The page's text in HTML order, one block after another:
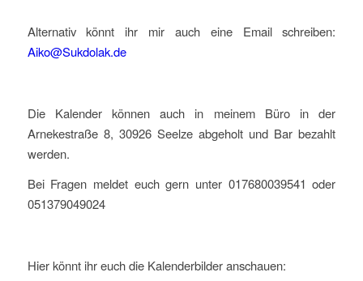
Alternativ könnt ihr mir auch eine Email schreiben:
Aiko@Sukdolak.de
Die Kalender können auch in meinem Büro in der
Arnekestraße 8, 30926 Seelze abgeholt und Bar bezahlt
werden.
Bei Fragen meldet euch gern unter 017680039541 oder
051379049024
Hier könnt ihr euch die Kalenderbilder anschauen: